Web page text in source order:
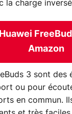
la charge
Amazon
3 sont des
ou pour
en commun.